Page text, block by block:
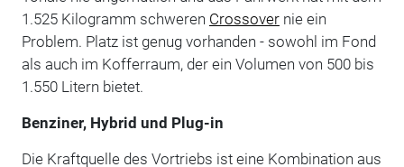
1.525 Kilogramm schweren Crossovernie ein
Problem. Platz ist genug vorhanden - sowohl im Fond
als auch im Kofferraum, der ein Volumen von 500 bis
1.550 Litern bietet.
Benziner, Hybrid und Plug-in
Die Kraftquelle des Vortriebs ist eine Kombination aus